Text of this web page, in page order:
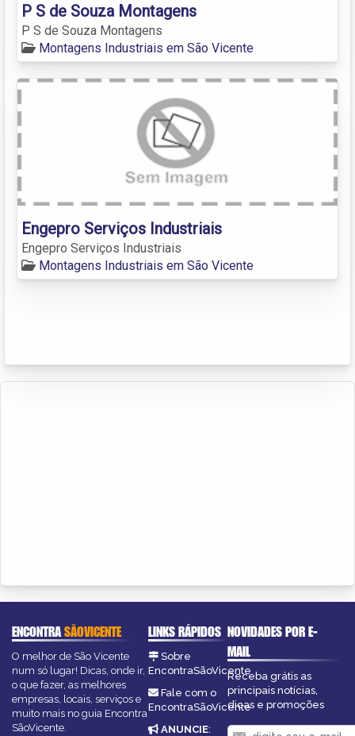
P S de Souza Montagens
P S de Souza Montagens
Montagens Industriais em São Vicente
Engepro Serviços Industriais
Engepro Serviços Industriais
Montagens Industriais em São Vicente
ENCONTRASÃOVICENTE
O melhor de São Vicente
num só lugar! Dicas, onde ir,
o que fazer, as melhores
empresas, locais, serviços e
muito mais no guia Encontra
SãoVicente.
LINKS RÁPIDOS
Sobre
EncontraSãoVicente
Fale com o
EncontraSãoVicente
ANUNCIE:
NOVIDADES POR E-
MAIL
Receba grátis as
principais notícias,
dicas e promoções